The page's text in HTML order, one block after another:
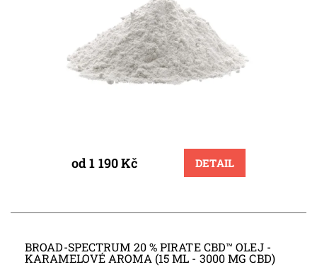
od 1 190 Kč DETAIL
BROAD-SPECTRUM 20 % PIRATE CBD™ OLEJ -
KARAMELOVÉ AROMA (15 ML - 3000 MG CBD)